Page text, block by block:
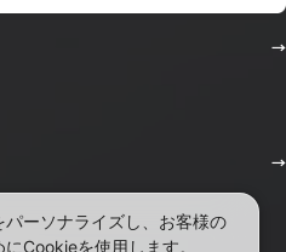
ーソナライズし、お客様の
Cookieを使用します。